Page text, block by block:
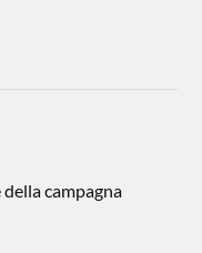
campagna